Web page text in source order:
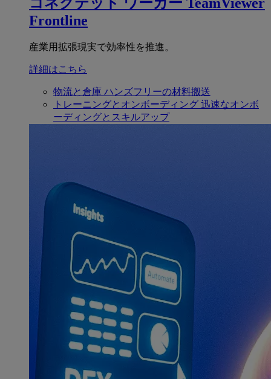
Frontline
産業用拡張現実で効率性を推進。
詳細はこちら
物流と倉庫 ハンズフリーの材料搬送
トレーニングとオンボーディング 迅速なオンボ
ーディングとスキルアップ